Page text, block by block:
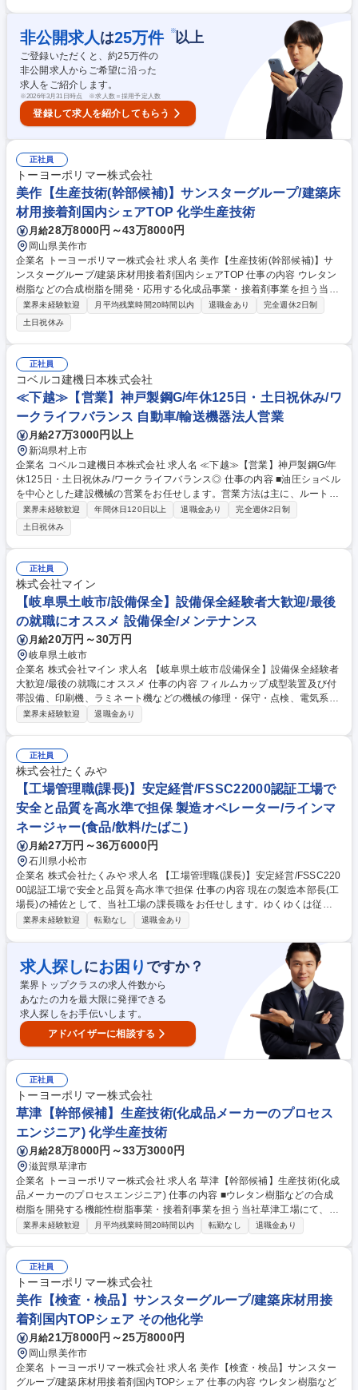
ォローを行います。建設機械の販売においては、販売後も機械が問題なく
稼働できるように社内の整備部門と連携して顧客のサポートを行います。
目標管理については、実績に応じて営業所単位の目標から個人目標に販売
台数が割り振られます。 募集職種 ≪盛岡≫【営業】神戸製鋼G/年休125
日・土日祝休み/ワークライフバランス◎
非公開求人 は25万件 ※以上
ご登録いただくと、約25万件の
非公開求人からご希望に沿った
求人をご紹介します。
※2026年3月31日時点 ※求人数＝採用予定人数
登録して求人を紹介してもらう
正社員
トーヨーポリマー株式会社
美作【生産技術(幹部候補)】サンスターグループ/建築床
材用接着剤国内シェアTOP 化学生産技術
月給28万8000円～43万8000円
岡山県美作市
企業名 トーヨーポリマー株式会社 求人名 美作【生産技術(幹部候補)】サ
ンスターグループ/建築床材用接着剤国内シェアTOP 仕事の内容 ウレタン
樹脂などの合成樹脂を開発・応用する化成品事業・接着剤事業を担う当社
岡山工場にて、生産技術として、研究開発品の量産化条件の検討や、量産
品の品質の維持向上及び生産性向上に寄与していただきます。 ◆生産工程
の合理化改善の検討◆製品の歩留まり向上及び品質の維持向上の検討◆量
産化技術の検討 ※組織の中に設備設計及び保全を検討する方はいるので、
今回採用する方には化学系の知識を活かして試作品の配合調整、生産工程
及び量産化技術の改善検討を担っていただきます。※将来的には生産技術
業務全般のマネジメントを行って頂ければと考えております。 募集職種
美作【生産技術(幹部候補)】サンスターグループ/建築床材用接着剤国内シ
ェアTOP
業界未経験歓迎 月平均残業時間20時間以内 退職金あり
完全週休2日制
土日祝休み
正社員
コベルコ建機日本株式会社
≪下越≫【営業】神戸製鋼G/年休125日・土日祝休み/ワ
ークライフバランス 自動車/輸送機器法人営業
月給27万3000円以上
新潟県村上市
企業名 コベルコ建機日本株式会社 求人名 ≪下越≫【営業】神戸製鋼G/年
休125日・土日祝休み/ワークライフバランス◎ 仕事の内容 ■油圧ショベル
を中心とした建設機械の営業をお任せします。営業方法は主に、ルート営
業となり、建設会社や建機のレンタル会社等を対象にコベルコ建機製の建
設機械を販売します。 既存のお客様が中心になる為、買い替えの提案がメ
インとなります。他にも、新規のお客様への開拓営業や、販売代理店のフ
ォローを行います。建設機械の販売においては、販売後も機械が問題なく
稼働できるように社内の整備部門と連携して顧客のサポートを行います。
目標管理については、実績に応じて営業所単位の目標から個人目標に販売
台数が割り振られます。 募集職種 ≪下越≫【営業】神戸製鋼G/年休125
日・土日祝休み/ワークライフバランス◎
業界未経験歓迎 年間休日120日以上 退職金あり
完全週休2日制
土日祝休み
正社員
株式会社マイン
【岐阜県土岐市/設備保全】設備保全経験者大歓迎/最後
の就職にオススメ 設備保全/メンテナンス
月給20万円～30万円
岐阜県土岐市
企業名 株式会社マイン 求人名 【岐阜県土岐市/設備保全】設備保全経験者
大歓迎/最後の就職にオススメ 仕事の内容 フィルムカップ成型装置及び付
帯設備、印刷機、ラミネート機などの機械の修理・保守・点検、電気系統
の日常点検及びメンテナンスをご担当いただきます。 ～～具体的に下記業
種機械の定期点検、メンテナンスを実施し、生産が止まることないよう
日々設備のチェックを行います。 ■生産設備にトラブルや故障が発生した
際は、機械/設備メーカーと協力の上で、該当箇所の確認や修理の対応を行
います。 募集職種 【岐阜県土岐市/設備保全】設備保全経験者大歓迎/最後
の就職にオススメ
業界未経験歓迎 退職金あり
正社員
株式会社たくみや
【工場管理職(課長)】安定経営/FSSC22000認証工場で
安全と品質を高水準で担保 製造オペレーター/ラインマ
ネージャー(食品/飲料/たばこ)
月給27万円～36万6000円
石川県小松市
企業名 株式会社たくみや 求人名 【工場管理職(課長)】安定経営/FSSC220
00認証工場で安全と品質を高水準で担保 仕事の内容 現在の製造本部長(工
場長)の補佐として、当社工場の課長職をお任せします。ゆくゆくは従業
員指導等、製造ラインや包装ラインをお任せします。【業務内容の変更範
装工程の業務の管理■生産機器類の調整■入出庫管理■その他、生産本部長
の指示に従う付属業務など 食品製造業での工場勤務経験があり、マネジメ
ントもされていた方が適任です。製造ラインの保守管理業務も一部発生し
ますので、電気系の知識がお有りですと望ましいです。 募集職種 【工場
管理職(課長)】安定経営/FSSC22000認証工場で安全と品質を高水準で担
保
業界未経験歓迎 転勤なし 退職金あり
求人探しにお困り ですか？
業界トップクラスの求人件数から
あなたの力を最大限に発揮できる
求人探しをお手伝いします。
アドバイザーに相談する
正社員
トーヨーポリマー株式会社
草津【幹部候補】生産技術(化成品メーカーのプロセス
エンジニア) 化学生産技術
月給28万8000円～33万3000円
滋賀県草津市
企業名 トーヨーポリマー株式会社 求人名 草津【幹部候補】生産技術(化成
品メーカーのプロセスエンジニア) 仕事の内容 ■ウレタン樹脂などの合成
樹脂を開発する機能性樹脂事業・接着剤事業を担う当社草津工場にて、製
造プロセスの最適化(歩留改善、信頼性向上、生産効率最大化)、設備立上
ただきます。設備の多くは、設備メーカーやプラントエンジニアリング会
社に外注、建設工事は協力会社に依頼しますので、仕様調整等を担当いた
だきます。【やりがい】当社はバッチ生産しており、生産技術部門が生産
管理や製造と連携しながら導線の最適化/充填率の改善の検討、工程改善を
進めます。裁量と影響の大きな仕事です。 募集職種 草津【幹部候補】生
産技術(化成品メーカーのプロセスエンジニア)
業界未経験歓迎 月平均残業時間20時間以内 転勤なし 退職金あり
正社員
トーヨーポリマー株式会社
美作【検査・検品】サンスターグループ/建築床材用接
着剤国内TOPシェア その他化学
月給21万8000円～25万8000円
岡山県美作市
企業名 トーヨーポリマー株式会社 求人名 美作【検査・検品】サンスター
グループ/建築床材用接着剤国内TOPシェア 仕事の内容 ウレタン樹脂など